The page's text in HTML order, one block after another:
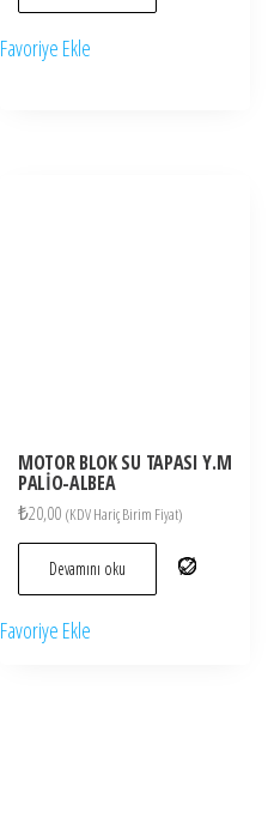
Favoriye Ekle
MOTOR BLOK SU TAPASI Y.M
PALİO-ALBEA
₺20,00 (KDV Hariç Birim Fiyat)
Devamını oku
Favoriye Ekle